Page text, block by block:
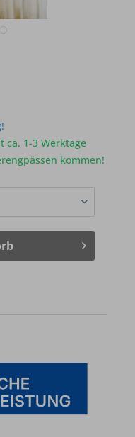
ca. 1-3 Werktage
kommen!